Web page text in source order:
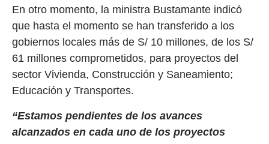
En otro momento, la ministra Bustamante indicó
que hasta el momento se han transferido a los
gobiernos locales más de S/ 10 millones, de los S/
61 millones comprometidos, para proyectos del
sector Vivienda, Construcción y Saneamiento;
Educación y Transportes.
“Estamos pendientes de los avances
alcanzados en cada uno de los proyectos